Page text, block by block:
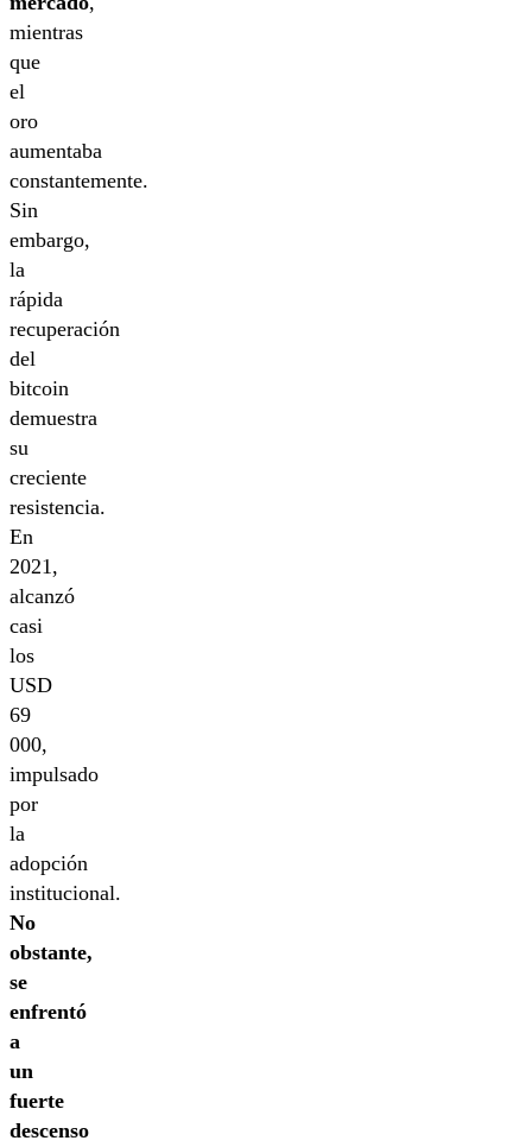
mientras
que
el
oro
aumentaba
constantemente.
Sin
embargo,
la
rápida
recuperación
del
bitcoin
demuestra
su
creciente
resistencia.
En
2021,
alcanzó
casi
los
USD
69
000,
impulsado
por
la
adopción
institucional.
No
obstante,
se
enfrentó
a
un
fuerte
descenso